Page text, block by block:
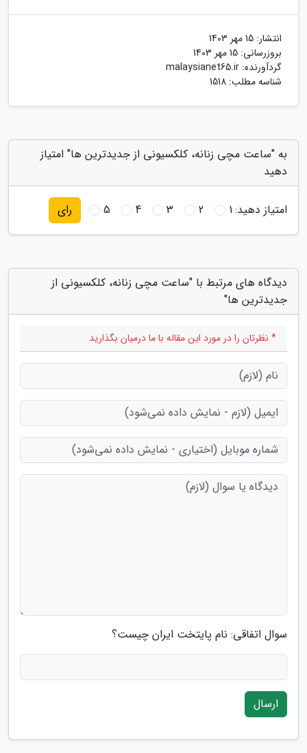
انتشار: 15 مهر 1403
بروزرسانی: 15 مهر 1403
گردآورنده: malaysianet65.ir
شناسه مطلب: 1518
به "ساعت مچی زنانه، کلکسیونی از جدیدترین ها" امتیاز
دهید
امتیاز دهید:1
2
3
4
5 رای
دیدگاه های مرتبط با "ساعت مچی زنانه، کلکسیونی از
جدیدترین ها"
* نظرتان را در مورد این مقاله با ما درمیان بگذارید
سوال اتفاقی: نام پایتخت ایران چیست؟
ارسال